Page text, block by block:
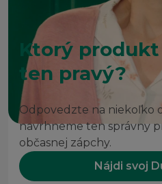
Ktorý
ten pravý?
Odpovedzte na niekoľko
navrhneme ten správny
občasnej zápchy.
Nájdi svoj